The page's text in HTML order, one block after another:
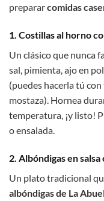
prepararcomidas
1. Costillas al horno
Un clásico que nunca
sal, pimienta, ajo en
(puedes hacerla tú
mostaza). Hornea
temperatura, ¡y listo!
o ensalada.
2. Albóndigas en
Un plato tradicional
albóndigas de La